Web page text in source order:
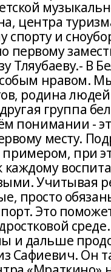
центра
и
первому
Тляубаеву.- В
нравом.
родина
группа
понимании -
месту.
при
Учитывая
просто
Это
и дальше
Сафиевич. Он